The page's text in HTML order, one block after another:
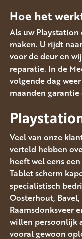
Hoe het
Als uw
maken. U rijdt
voor de deur en
reparatie. In de
volgende dag
maanden
Veel van onze
verteld hebben
heeft wel eens
Tablet scherm
specialistisch
Oosterhout,
Raamsdonksveer
willen persoonlijk
vooral gewoon